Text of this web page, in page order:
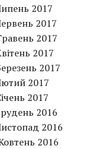
2017
2017
2017
2017
2017
2017
2017
2016
2016
2016